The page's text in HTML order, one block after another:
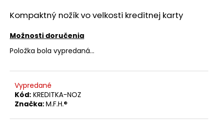
Kompaktný nožík vo velkosti kreditnej karty
Možnosti doručenia
Položka bola vypredaná…
Vypredané
Kód: KREDITKA-NOZ
Značka:M.F.H.®
á
s
ť